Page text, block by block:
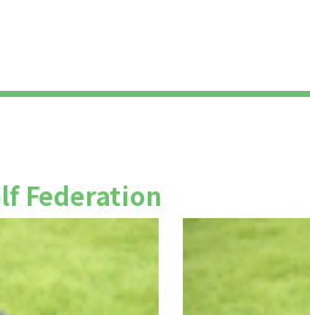
Federation